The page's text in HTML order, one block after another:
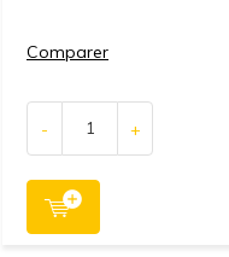
Comparer
- +